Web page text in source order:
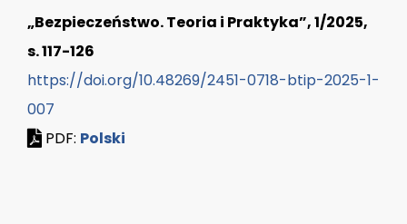
„Bezpieczeństwo. Teoria i Praktyka”, 1/2025,
s. 117-126
https://doi.org/10.48269/2451-0718-btip-2025-1-
007
PDF: Polski